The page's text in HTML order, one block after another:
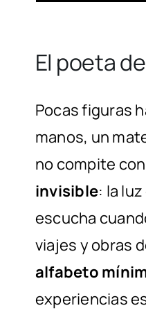
El poeta
Pocas figuras
manos, un
no compite
invisible: la
escucha
viajes y obras
alfabeto
experiencias